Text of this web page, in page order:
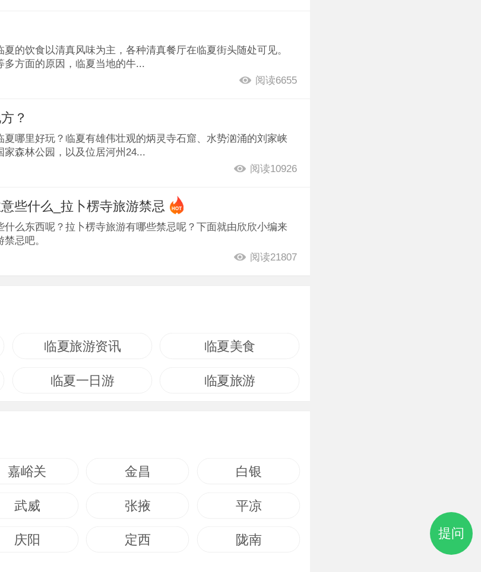
的饮食以清真风味为主，各种清真餐厅在临夏街头随处可见。
多方面的原因，临夏当地的牛...
阅读6655
？
夏哪里好玩？临夏有雄伟壮观的炳灵寺石窟、水势汹涌的刘家峡
森林公园，以及位居河州24...
阅读10926
些什么_拉卜楞寺旅游禁忌
什么东西呢？拉卜楞寺旅游有哪些禁忌呢？下面就由欣欣小编来
忌吧。
阅读21807
临夏旅游资讯 临夏美食
临夏一日游 临夏旅游
嘉峪关 金昌 白银
武威 张掖 平凉
庆阳 定西 陇南 提问